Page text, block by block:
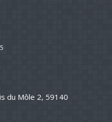
du Môle 2, 59140